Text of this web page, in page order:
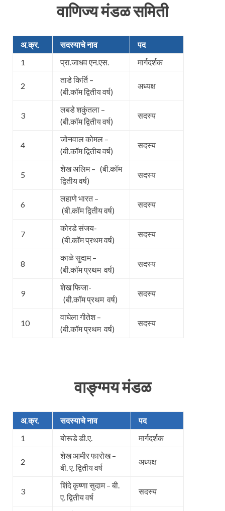
वाणिज्य मंडळ समिती
अ.क्र. सदस्याचे नाव
पद
1
प्रा.जाधव एन.एस. मार्गदर्शक
2
ताडे किर्ति –
(बी.कॉम द्वितीय वर्ष)
अध्यक्ष
3
लबडे शकुंतला –
(बी.कॉम द्वितीय वर्ष)
सदस्य
4
जोनवाल कोमल –
(बी.कॉम द्वितीय वर्ष)
सदस्य
5
शेख अलिम – (बी.कॉम
द्वितीय वर्ष)
सदस्य
6
लहाणे भारत –
(बी.कॉम द्वितीय वर्ष)
सदस्य
7
कोरडे संजय-
(बी.कॉम प्रथम वर्ष)
सदस्य
8
काळे सुदाम –
(बी.कॉम प्रथम वर्ष)
सदस्य
9
शेख फिजा-
(बी.कॉम प्रथम वर्ष)
सदस्य
10
वाघेला गीतेश –
(बी.कॉम प्रथम वर्ष)
सदस्य
वाङ्ग्मय मंडळ
अ.क्र. सदस्याचे नाव
पद
1
बोरूडे डी.ए. मार्गदर्शक
2
शेख आमीर फारोख –
बी. ए. द्वितीय वर्ष
अध्यक्ष
3
शिंदे कृष्णा सुदाम – बी.
ए. द्वितीय वर्ष
सदस्य